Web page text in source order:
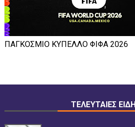
ΠΑΓΚΟΣΜΙΟ ΚΥΠΕΛΛΟ ΦΙΦΑ 2026
ΤΕΛΕΥΤΑΙΕΣ